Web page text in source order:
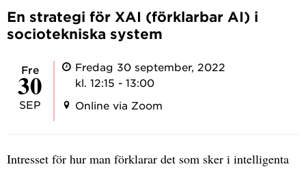
En strategi för XAI (förklarbar AI) i
sociotekniska system
fre
30
SEP
Fredag 30 september, 2022
kl. 12:15 - 13:00
Online via Zoom
Intresset för hur man förklarar det som sker i intelligenta